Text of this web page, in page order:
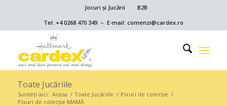
Jocuri și Jucării
B2B
Tel: +4 0268 470 349 – E-mail: comenzi@cardex.ro
Toate Jucăriile
Sunteți aici: Acasa / Toate Jucăriile / Pixuri de colecție /
Pixuri de colecție MAMĂ